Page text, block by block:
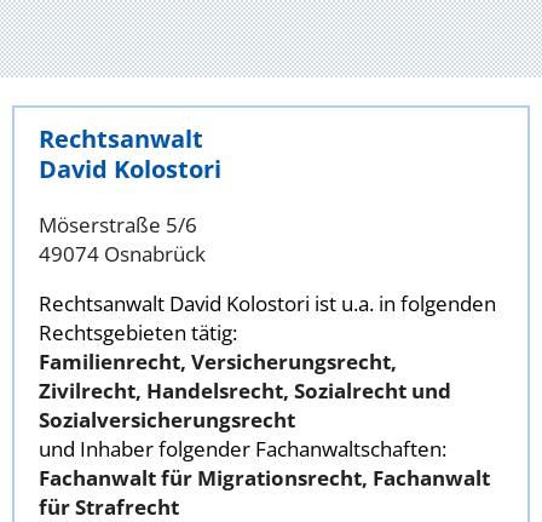
Rechtsanwalt
David Kolostori
Möserstraße 5/6
49074 Osnabrück
Rechtsanwalt David Kolostori ist u.a. in folgenden
Rechtsgebieten tätig:
Familienrecht, Versicherungsrecht,
Zivilrecht, Handelsrecht, Sozialrecht und
Sozialversicherungsrecht
und Inhaber folgender Fachanwaltschaften:
Fachanwalt für Migrationsrecht, Fachanwalt
für Strafrecht